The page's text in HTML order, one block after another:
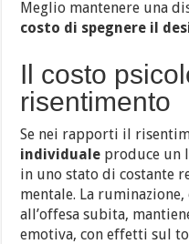
Meglio mantenere una
costo di spegnere il
Il costo
risentimento
Se nei rapporti il
individuale produce un
in uno stato di costante
mentale. La
all’offesa subita,
emotiva, con effetti sul